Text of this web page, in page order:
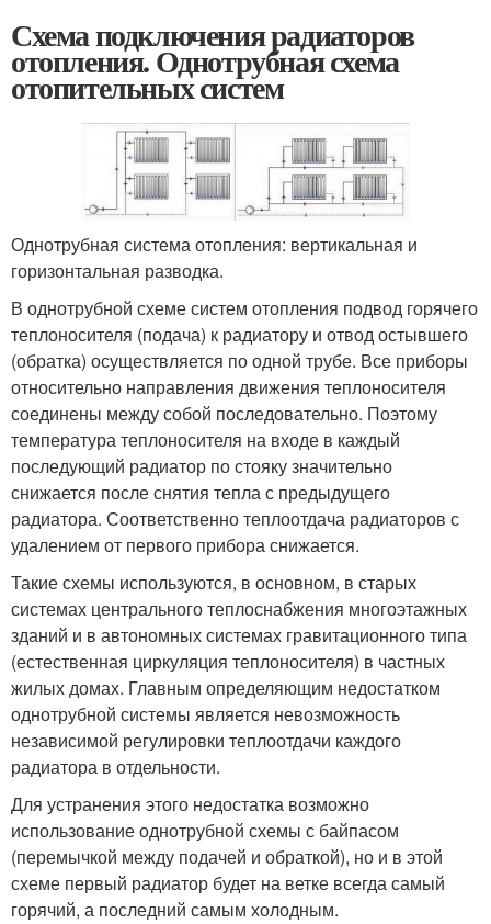
Схема подключения радиаторов
отопления. Однотрубная схема
отопительных систем
Однотрубная система отопления: вертикальная и
горизонтальная разводка.
В однотрубной схеме систем отопления подвод горячего
теплоносителя (подача) к радиатору и отвод остывшего
(обратка) осуществляется по одной трубе. Все приборы
относительно направления движения теплоносителя
соединены между собой последовательно. Поэтому
температура теплоносителя на входе в каждый
последующий радиатор по стояку значительно
снижается после снятия тепла с предыдущего
радиатора. Соответственно теплоотдача радиаторов с
удалением от первого прибора снижается.
Такие схемы используются, в основном, в старых
системах центрального теплоснабжения многоэтажных
зданий и в автономных системах гравитационного типа
(естественная циркуляция теплоносителя) в частных
жилых домах. Главным определяющим недостатком
однотрубной системы является невозможность
независимой регулировки теплоотдачи каждого
радиатора в отдельности.
Для устранения этого недостатка возможно
использование однотрубной схемы с байпасом
(перемычкой между подачей и обраткой), но и в этой
схеме первый радиатор будет на ветке всегда самый
горячий, а последний самым холодным.